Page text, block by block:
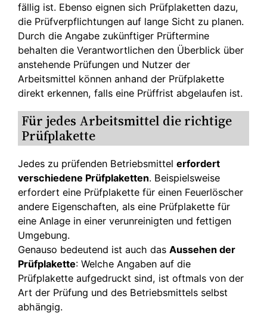
fällig ist. Ebenso eignen sich Prüfplaketten dazu,
die Prüfverpflichtungen auf lange Sicht zu planen.
Durch die Angabe zukünftiger Prüftermine
behalten die Verantwortlichen den Überblick über
anstehende Prüfungen und Nutzer der
Arbeitsmittel können anhand der Prüfplakette
direkt erkennen, falls eine Prüffrist abgelaufen ist.
Für jedes Arbeitsmittel die richtige
Prüfplakette
Jedes zu prüfenden Betriebsmittelerfordert
verschiedene Prüfplaketten. Beispielsweise
erfordert eine Prüfplakette für einen Feuerlöscher
andere Eigenschaften, als eine Prüfplakette für
eine Anlage in einer verunreinigten und fettigen
Umgebung.
Genauso bedeutend ist auch dasAussehen der
Prüfplakette: Welche Angaben auf die
Prüfplakette aufgedruckt sind, ist oftmals von der
Art der Prüfung und des Betriebsmittels selbst
abhängig.